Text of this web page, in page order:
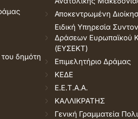
δημότη
Αποκεντρωμένη
Ειδική Υπηρεσία
Δράσεων Ευρωπαϊκού
(ΕΥΣΕΚΤ)
Επιμελητήριο Δράμας
ΚΕΔΕ
Ε.Ε.Τ.Α.Α.
ΚΑΛΛΙΚΡΑΤΗΣ
Γενική Γραμματεία